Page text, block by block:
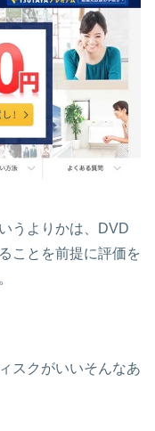
うよりかは、DVD
ことを前提に評価を
スクがいいそんなあ